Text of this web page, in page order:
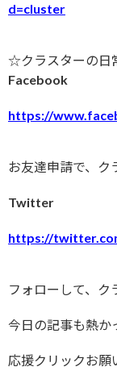
d=cluster
☆クラスターの日
Facebook
https://
お友達申請で、
Twitter
https://
フォローして、
今日の記事も熱か
応援クリックお